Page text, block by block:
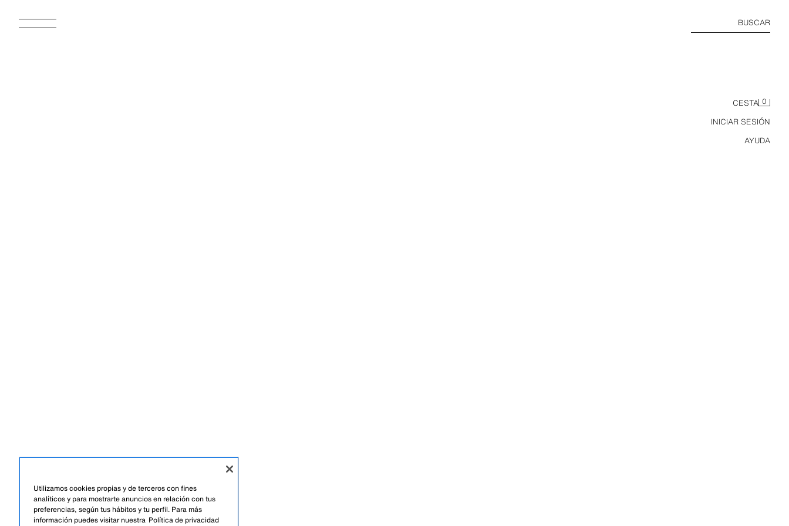
BUSCAR
CESTA 0
INICIAR SESIÓN
AYUDA
Utilizamos cookies propias y de terceros con fines
analíticos y para mostrarte anuncios en relación con tus
preferencias, según tus hábitos y tu perfil. Para más
información puedes visitar nuestra Política de privacidad